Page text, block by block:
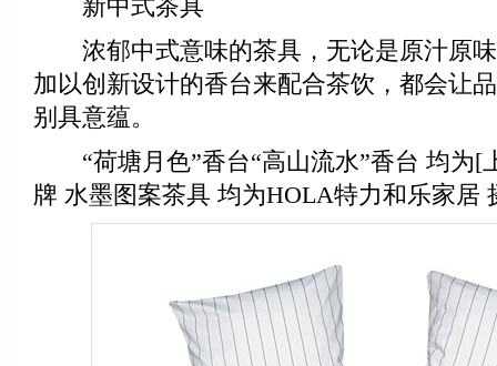
新中式茶具
浓郁中式意味的茶具，无论是原汁原味
加以创新设计的香台来配合茶饮，都会让
别具意蕴。
“荷塘月色”香台“高山流水”香台 均为[
牌 水墨图案茶具 均为HOLA特力和乐家居